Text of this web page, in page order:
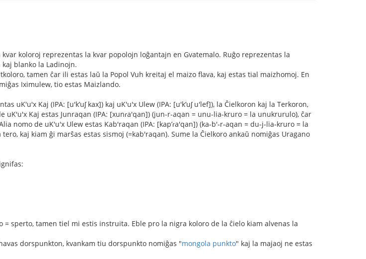
kvar koloroj reprezentas la kvar popolojn loĝantajn en Gvatemalo. Ruĝo reprezentas la
blanko la Ladinojn.
tamen ĉar ili estas laŭ la Popol Vuh kreitaj el maizo flava, kaj estas tial maizhomoj. En
Iximulew, tio estas Maizlando.
uK'u'x Kaj (IPA: [u'kʼuʃ kax]) kaj uK'u'x Ulew (IPA: [u'kʼuʃ u'lef]), la Ĉielkoron kaj la Terkoron,
Kaj estas Junraqan (IPA: [xunɾa'qan]) (jun-r-aqan = unu-lia-kruro = la unukrurulo), ĉar
nomo de uK'u'x Ulew estas Kab'raqan (IPA: [kapʼɾa'qan]) (ka-b'-r-aqan = du-j-lia-kruro = la
kaj kiam ĝi marŝas estas sismoj (=kab'raqan). Sume la Ĉielkoro ankaŭ nomiĝas Uragano
= sperto, tamen tiel mi estis instruita. Eble pro la nigra koloro de la ĉielo kiam alvenas la
dorspunkton, kvankam tiu dorspunkto nomiĝas "mongola punkto" kaj la majaoj ne estas